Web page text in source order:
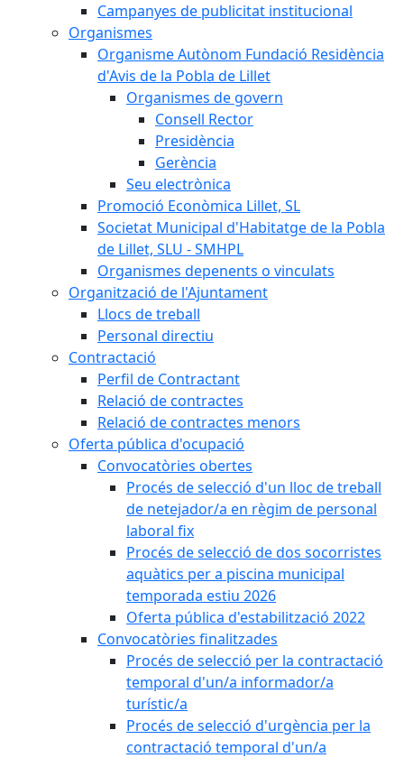
Campanyes de publicitat institucional
Organismes
Organisme Autònom Fundació Residència
d'Avis de la Pobla de Lillet
Organismes de govern
Consell Rector
Presidència
Gerència
Seu electrònica
Promoció Econòmica Lillet, SL
Societat Municipal d'Habitatge de la Pobla
de Lillet, SLU - SMHPL
Organismes depenents o vinculats
Organització de l'Ajuntament
Llocs de treball
Personal directiu
Contractació
Perfil de Contractant
Relació de contractes
Relació de contractes menors
Oferta pública d'ocupació
Convocatòries obertes
Procés de selecció d'un lloc de treball
de netejador/a en règim de personal
laboral fix
Procés de selecció de dos socorristes
aquàtics per a piscina municipal
temporada estiu 2026
Oferta pública d'estabilització 2022
Convocatòries finalitzades
Procés de selecció per la contractació
temporal d'un/a informador/a
turístic/a
Procés de selecció d'urgència per la
contractació temporal d'un/a